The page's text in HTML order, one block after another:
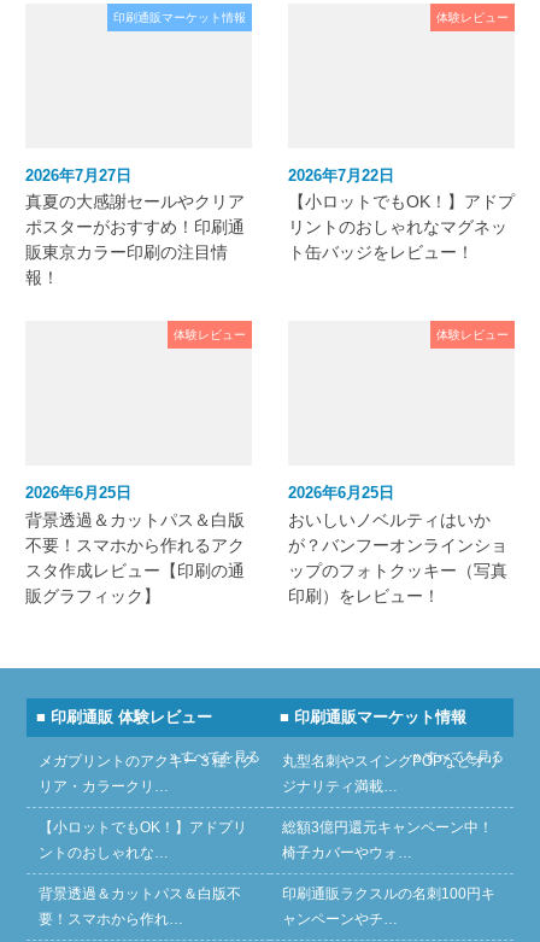
印刷通販マーケット情報
2026年7月27日
真夏の大感謝セールやクリア
ポスターがおすすめ！印刷通
販東京カラー印刷の注目情
報！
体験レビュー
2026年7月22日
【小ロットでもOK！】アドプ
リントのおしゃれなマグネッ
ト缶バッジをレビュー！
体験レビュー
2026年6月25日
背景透過＆カットパス＆白版
不要！スマホから作れるアク
スタ作成レビュー【印刷の通
販グラフィック】
体験レビュー
2026年6月25日
おいしいノベルティはいか
が？バンフーオンラインショ
ップのフォトクッキー（写真
印刷）をレビュー！
■ 印刷通販 体験レビュー
» すべてを見る
メガプリントのアクキー３種（ク
リア・カラークリ…
【小ロットでもOK！】アドプリ
ントのおしゃれな…
背景透過＆カットパス＆白版不
要！スマホから作れ…
■ 印刷通販マーケット情報
» すべてを見る
丸型名刺やスイングPOPなどオリ
ジナリティ満載…
総額3億円還元キャンペーン中！
椅子カバーやウォ…
印刷通販ラクスルの名刺100円キ
ャンペーンやチ…